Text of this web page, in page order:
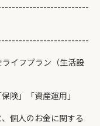
イフプラン（生活設
険」「資産運用」
個人のお金に関する